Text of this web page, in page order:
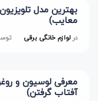
بهترین مدل
معایب)
درلوازم خانگی برقی
معرفی لوسیون و
آفتاب گرفتن)